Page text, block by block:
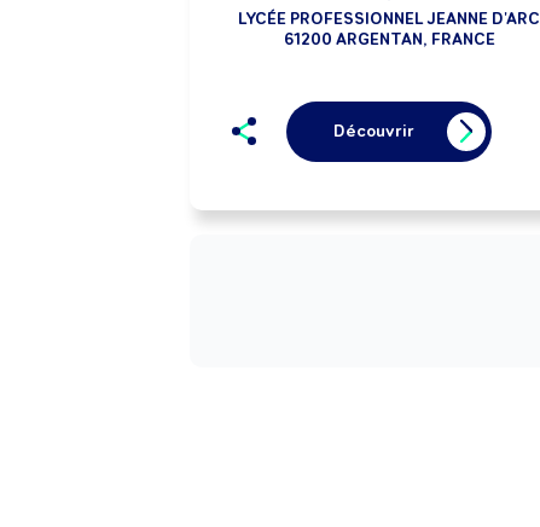
LYCÉE PROFESSIONNEL JEANNE D'ARC
61200 ARGENTAN, FRANCE
Découvrir